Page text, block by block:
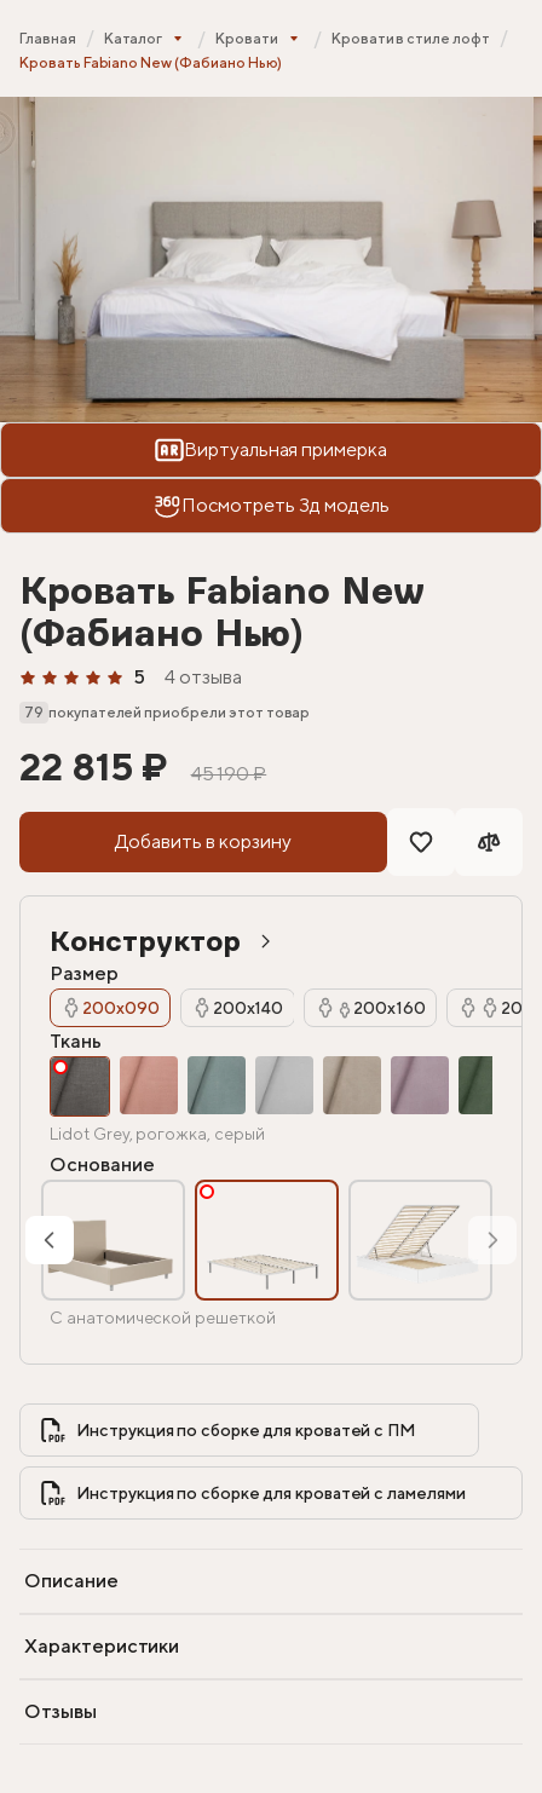
Главная Каталог Кровати
Кровати в стиле лофт
Кровать Fabiano New (Фабиано Нью)
Виртуальная примерка
Посмотреть 3д модель
Кровать Fabiano New
(Фабиано Нью)
5 4 отзыва
79 покупателей приобрели этот товар
22 815 ₽ 45 190 ₽
Добавить в корзину
Конструктор
Размер
200х090 200х140 200х160
Ткань
Lidot Grey, рогожка, серый
Основание
С анатомической решеткой
Инструкция по сборке для кроватей с ПМ
Описание
Характеристики
Отзывы